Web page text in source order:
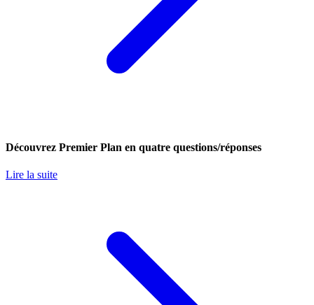
Découvrez Premier Plan en quatre questions/réponses
Lire la suite